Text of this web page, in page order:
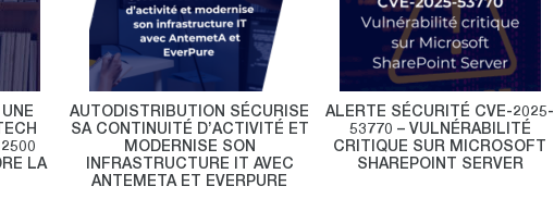
LA
AUTODISTRIBUTION SÉCURISE
SA CONTINUITÉ D’ACTIVITÉ ET
MODERNISE SON
INFRASTRUCTURE IT AVEC
ANTEMETA ET EVERPURE
ALERTE SÉCURITÉ CVE-2025-
53770 – VULNÉRABILITÉ
CRITIQUE SUR MICROSOFT
SHAREPOINT SERVER